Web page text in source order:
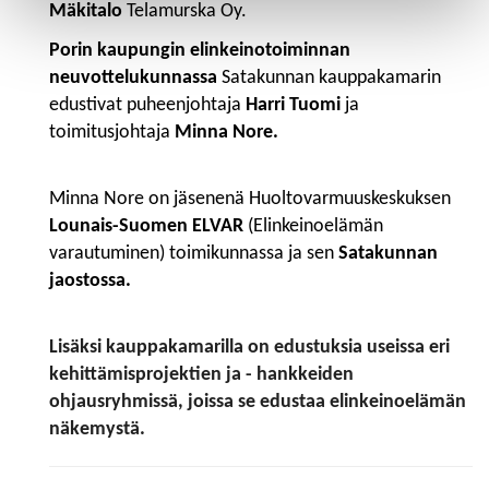
Mäkitalo Telamurska Oy.
Porin kaupungin elinkeinotoiminnan
neuvottelukunnassa Satakunnan kauppakamarin
edustivat puheenjohtaja Harri Tuomi ja
toimitusjohtaja Minna Nore.
Minna Nore on jäsenenä Huoltovarmuuskeskuksen
Lounais-Suomen ELVAR (Elinkeinoelämän
varautuminen) toimikunnassa ja sen Satakunnan
jaostossa.
Lisäksi kauppakamarilla on edustuksia useissa eri
kehittämisprojektien ja - hankkeiden
ohjausryhmissä, joissa se edustaa elinkeinoelämän
näkemystä.